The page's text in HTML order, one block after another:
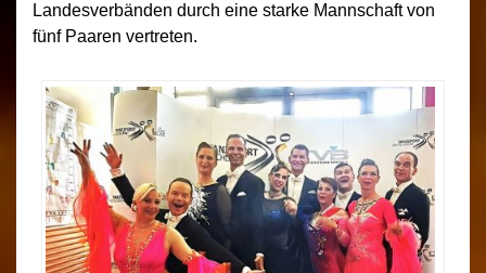
Landesverbänden durch eine starke Mannschaft von
fünf Paaren vertreten.